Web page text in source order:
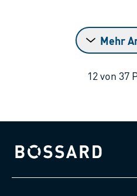
Mehr
12von 37
Bossard homepage